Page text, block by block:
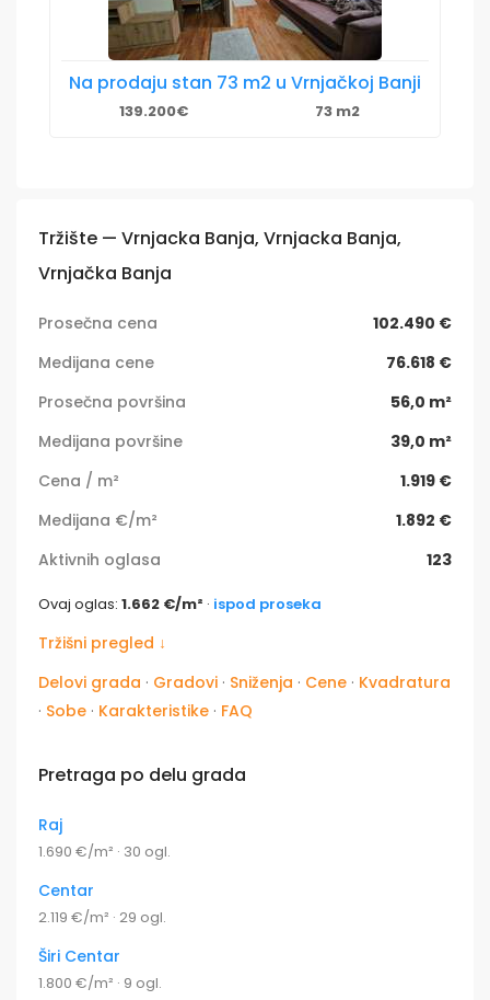
Na prodaju stan 73 m2 u Vrnjačkoj Banji
139.200€ 73 m2
Tržište — Vrnjacka Banja, Vrnjacka Banja,
Vrnjačka Banja
Prosečna cena
102.490 €
Medijana cene
76.618 €
Prosečna površina
56,0 m²
Medijana površine
39,0 m²
Cena / m²
1.919 €
Medijana €/m²
1.892 €
Aktivnih oglasa
123
Ovaj oglas: 1.662 €/m² · ispod proseka
Tržišni pregled ↓
Delovi grada · Gradovi · Sniženja · Cene · Kvadratura
· Sobe · Karakteristike · FAQ
Pretraga po delu grada
Raj
1.690 €/m² · 30 ogl.
Centar
2.119 €/m² · 29 ogl.
Širi Centar
1.800 €/m² · 9 ogl.